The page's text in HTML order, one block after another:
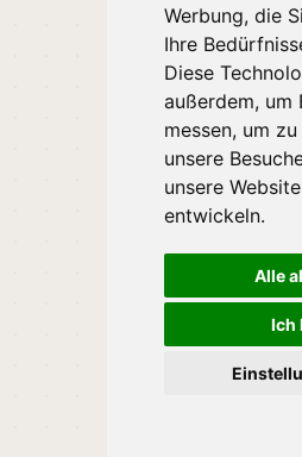
Werbung, die
Ihre
Diese
außerdem, um
messen, um
unsere
unsere
entwickeln.
Alle
Ich